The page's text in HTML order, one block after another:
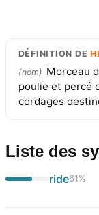
DÉFINITION DE
(nom) Morceau
poulie et percé
cordages
Liste des
ride61 %